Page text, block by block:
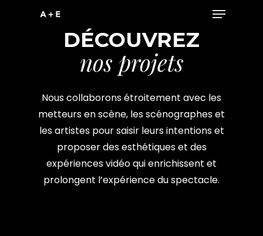
Menu
DÉCOUVREZ
nos projets
Nous collaborons étroitement avec les
metteurs en scène, les scénographes et
les artistes pour saisir leurs intentions et
proposer des esthétiques et des
expériences vidéo qui enrichissent et
prolongent l’expérience du spectacle.